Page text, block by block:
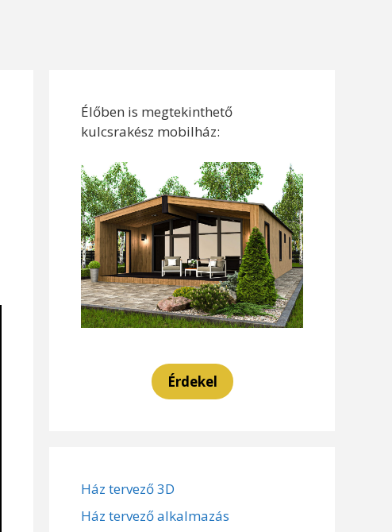
Élőben is megtekinthető
kulcsrakész mobilház:
Érdekel
Ház tervező 3D
Ház tervező alkalmazás